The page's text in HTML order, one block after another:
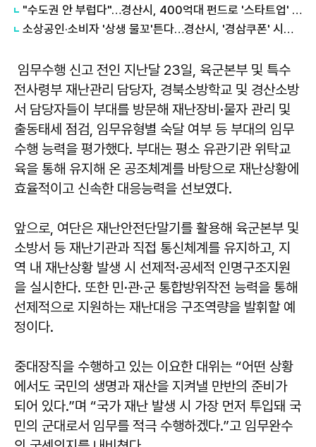
"수도권 안 부럽다"…경산시, 400억대 펀드로 '스타트업' 정조준
소상공인·소비자 '상생 물꼬'튼다…경산시, '경삼쿠폰' 시행으로 외식비 부담 완화
임무수행 신고 전인 지난달 23일, 육군본부 및 특수
전사령부 재난관리 담당자, 경북소방학교 및 경산소방
서 담당자들이 부대를 방문해 재난장비·물자 관리 및
출동태세 점검, 임무유형별 숙달 여부 등 부대의 임무
수행 능력을 평가했다. 부대는 평소 유관기관 위탁교
육을 통해 유지해 온 공조체계를 바탕으로 재난상황에
효율적이고 신속한 대응능력을 선보였다.
앞으로, 여단은 재난안전단말기를 활용해 육군본부 및
소방서 등 재난기관과 직접 통신체계를 유지하고, 지
역 내 재난상황 발생 시 선제적·공세적 인명구조지원
을 실시한다. 또한 민·관·군 통합방위작전 능력을 통해
선제적으로 지원하는 재난대응 구조역량을 발휘할 예
정이다.
중대장직을 수행하고 있는 이요한 대위는 “어떤 상황
에서도 국민의 생명과 재산을 지켜낼 만반의 준비가
되어 있다.”며 “국가 재난 발생 시 가장 먼저 투입돼 국
민의 군대로서 임무를 적극 수행하겠다.”고 임무완수